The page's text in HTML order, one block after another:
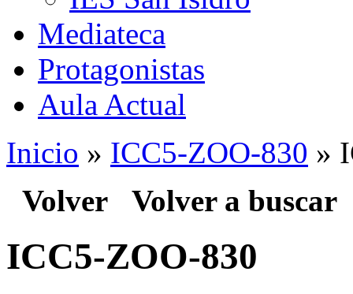
Mediateca
Protagonistas
Aula Actual
Inicio » ICC5-ZOO-830 »
Volver Volver a buscar
ICC5-ZOO-830